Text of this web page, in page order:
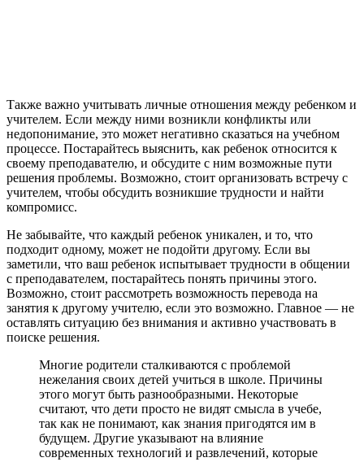
Также важно учитывать личные отношения между ребенком и
учителем. Если между ними возникли конфликты или
недопонимание, это может негативно сказаться на учебном
процессе. Постарайтесь выяснить, как ребенок относится к
своему преподавателю, и обсудите с ним возможные пути
решения проблемы. Возможно, стоит организовать встречу с
учителем, чтобы обсудить возникшие трудности и найти
компромисс.
Не забывайте, что каждый ребенок уникален, и то, что
подходит одному, может не подойти другому. Если вы
заметили, что ваш ребенок испытывает трудности в общении
с преподавателем, постарайтесь понять причины этого.
Возможно, стоит рассмотреть возможность перевода на
занятия к другому учителю, если это возможно. Главное — не
оставлять ситуацию без внимания и активно участвовать в
поиске решения.
Многие родители сталкиваются с проблемой
нежелания своих детей учиться в школе. Причины
этого могут быть разнообразными. Некоторые
считают, что дети просто не видят смысла в учебе,
так как не понимают, как знания пригодятся им в
будущем. Другие указывают на влияние
современных технологий и развлечений, которые